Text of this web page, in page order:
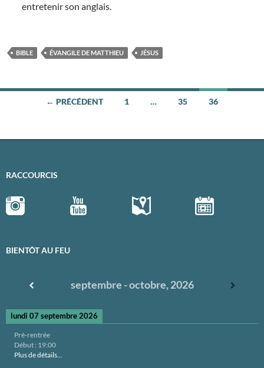
entretenir son anglais.
BIBLE ÉVANGILE DE MATTHIEU JÉSUS
des
← PRÉCÉDENT 1 … 35 36
RACCOURCIS
BIENTÔT AU FEU
septembre - octobre, 2026
lundi 07 septembre 2026
Pré-rentrée
Début : 19:00
Plus de détails...